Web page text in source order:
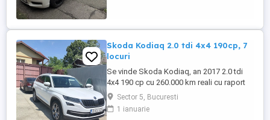
Skoda Kodiaq 2.0 tdi 4x4 190cp, 7
locuri
Se vinde Skoda Kodiaq, an 2017 2.0 tdi
4x4 190 cp cu 260.000 km reali cu raport
car vertical. La 253.000 km s-a efectuat
revizie cu facturi la: ulei+filtre, plăcute
frână, rulment spate, schimbat ulei dsg ,
Sector 5, Bucuresti
1 ianuarie